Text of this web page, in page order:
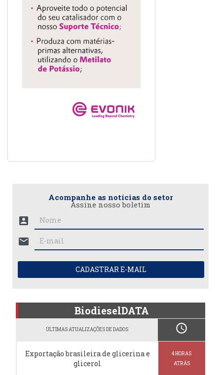
Acompanhe as notícias do setor
Assine nosso boletim
account_box
mail
CADASTRAR E-MAIL
BiodieselDATA
ÚLTIMAS ATUALIZAÇÕES DE DADOS schedule
Exportação brasileira de glicerina e
glicerol
4 HORAS
ATRÁS